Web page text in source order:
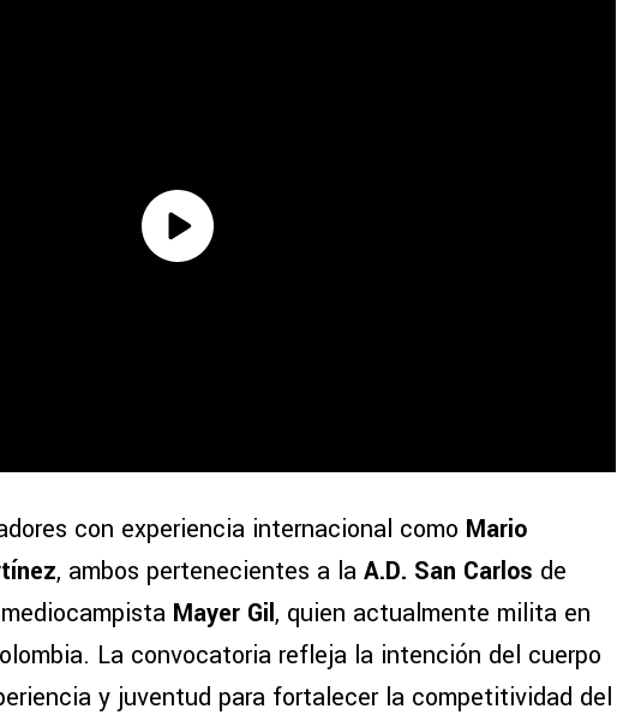
con experiencia internacional como Mario
, ambos pertenecientes a la A.D. San Carlos de
Mayer Gil, quien actualmente milita en
La convocatoria refleja la intención del cuerpo
y juventud para fortalecer la competitividad del